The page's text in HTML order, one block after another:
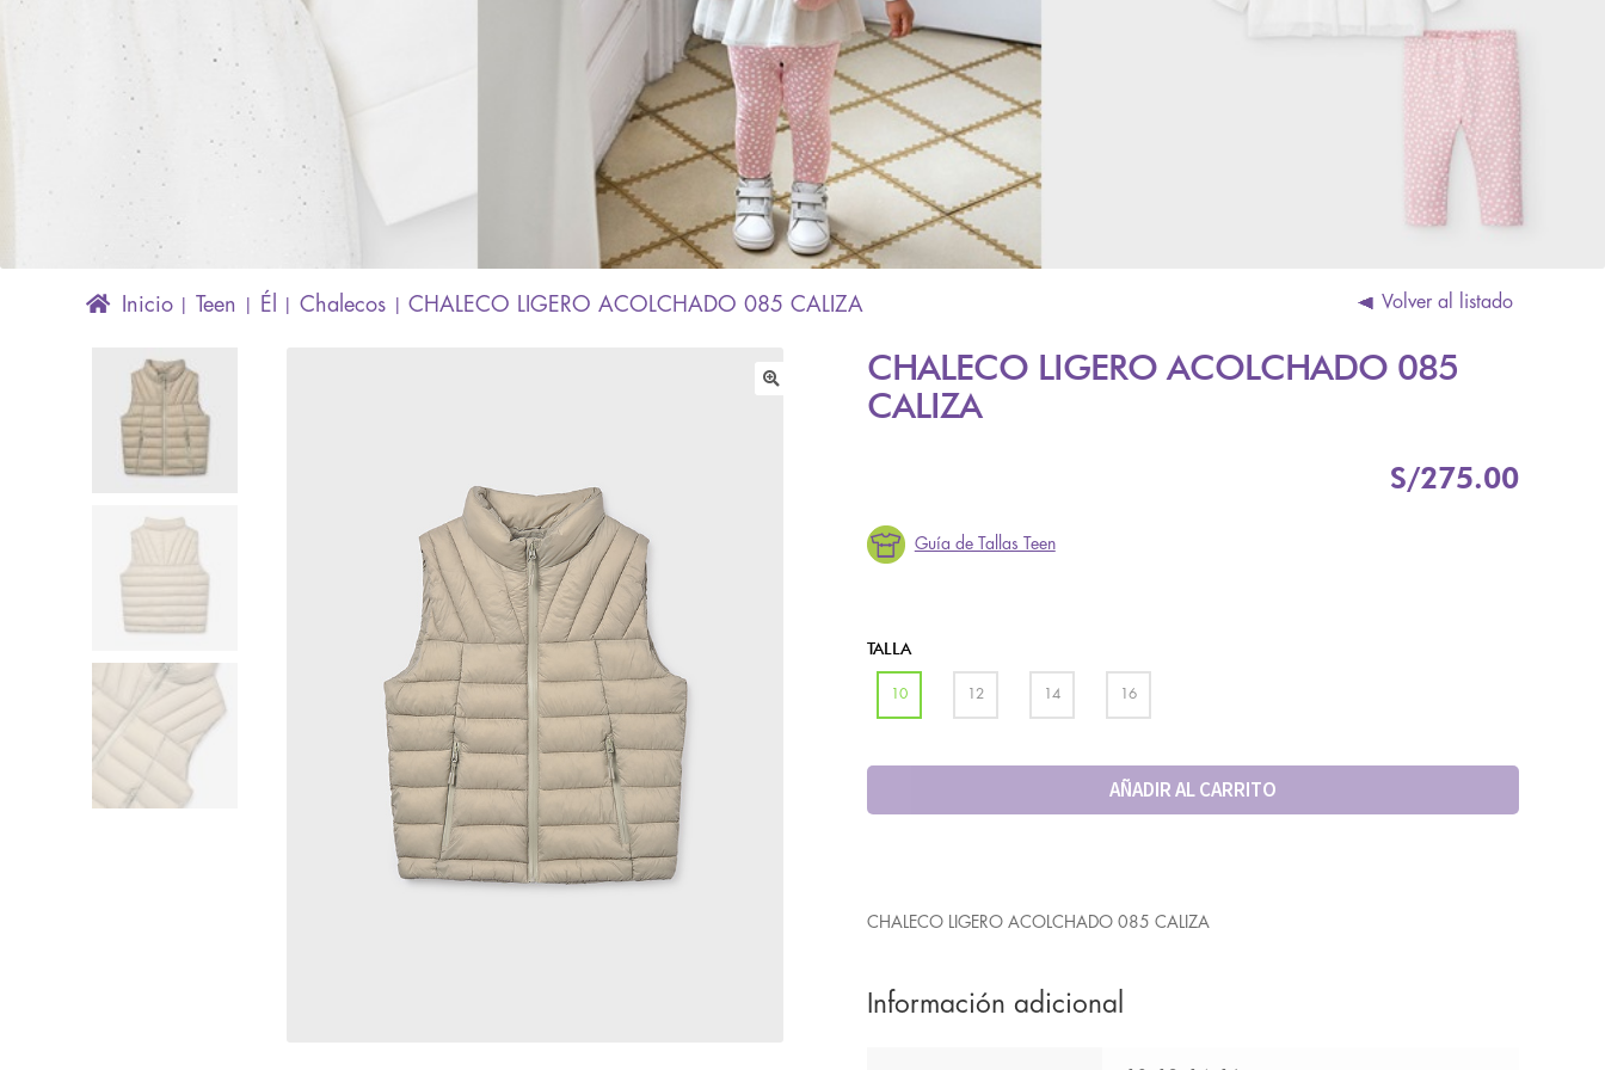
Inicio Teen Él Chalecos CHALECO LIGERO ACOLCHADO 085 CALIZA Volver al listado
CHALECO LIGERO ACOLCHADO 085
CALIZA
S/275.00
Guía de Tallas Teen
TALLA
10 12 14 16
AÑADIR AL CARRITO
CHALECO LIGERO ACOLCHADO 085 CALIZA
Información adicional